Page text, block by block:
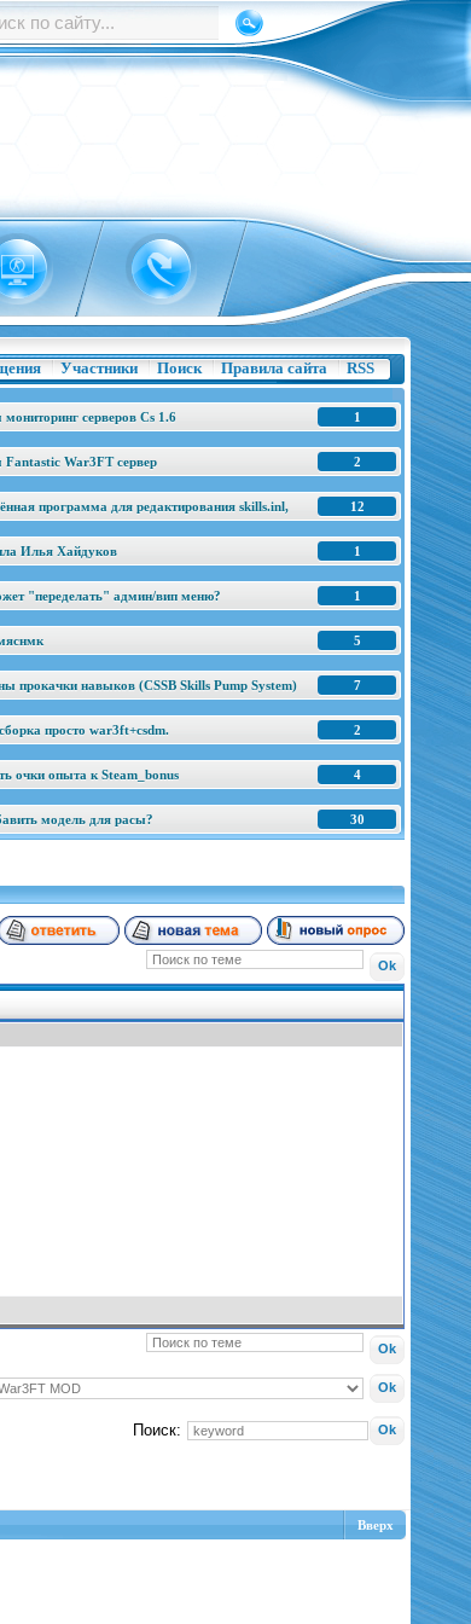
Участники Поиск Правила сайта RSS
1
серверов Cs 1.6
2
War3FT сервер
12
программа для редактирования skills.inl,
1
Илья Хайдуков
1
"переделать" админ/вип меню?
5
7
прокачки навыков (CSSB Skills Pump System)
2
просто war3ft+csdm.
4
очки опыта к Steam_bonus
30
модель для расы?
Поиск:
Вверх